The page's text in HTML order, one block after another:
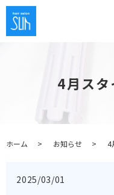
4月スタ
ホーム お知らせ 4
2025/03/01